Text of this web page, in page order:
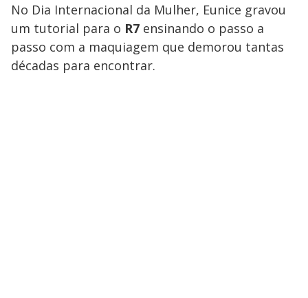
No Dia Internacional da Mulher, Eunice gravou
um tutorial para o R7 ensinando o passo a
passo com a maquiagem que demorou tantas
décadas para encontrar.